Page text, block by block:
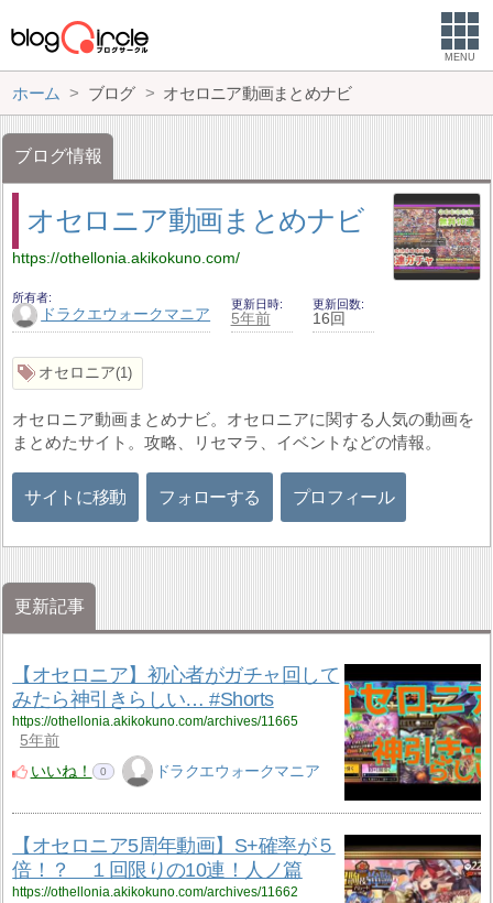
MENU
ホーム ブログ オセロニア動画まとめナビ
ブログ情報
オセロニア動画まとめナビ
https://othellonia.akikokuno.com/
所有者
ドラクエウォークマニア
更新日時
5年前
更新回数
16回
オセロニア 1
オセロニア動画まとめナビ。オセロニアに関する人気の動画を
まとめたサイト。攻略、リセマラ、イベントなどの情報。
サイトに移動 フォローする プロフィール
更新記事
【オセロニア】初心者がガチャ回して
みたら神引きらしい… #Shorts
https://othellonia.akikokuno.com/archives/11665
5年前
いいね！
0 ドラクエウォークマニア
【オセロニア5周年動画】S+確率が５
倍！？ １回限りの10連！人ノ篇
https://othellonia.akikokuno.com/archives/11662